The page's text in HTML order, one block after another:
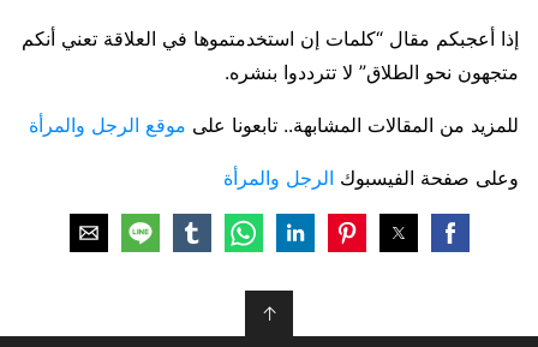
إذا أعجبكم مقال “كلمات إن استخدمتموها في العلاقة تعني أنكم
متجهون نحو الطلاق” لا تترددوا بنشره.
للمزيد من المقالات المشابهة.. تابعونا على موقع الرجل والمرأة
وعلى صفحة الفيسبوك الرجل والمرأة
↑